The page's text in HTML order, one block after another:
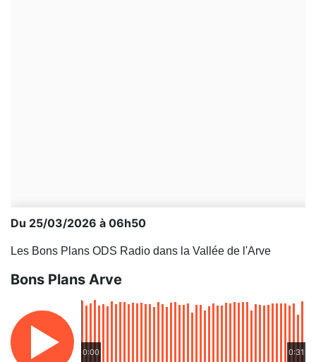
Du 25/03/2026 à 06h50
Les Bons Plans ODS Radio dans la Vallée de l'Arve
Bons Plans Arve
0:00 0:31